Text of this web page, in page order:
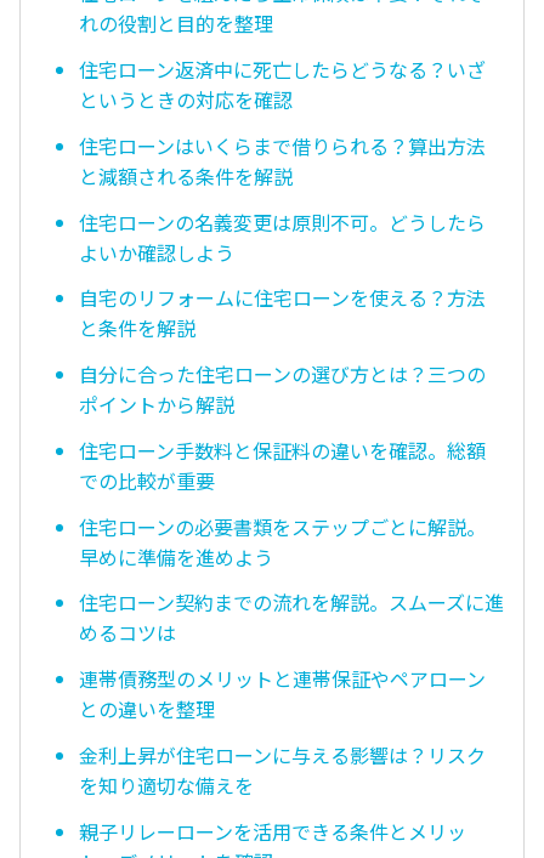
れの役割と目的を整理
住宅ローン返済中に死亡したらどうなる？いざ
というときの対応を確認
住宅ローンはいくらまで借りられる？算出方法
と減額される条件を解説
住宅ローンの名義変更は原則不可。どうしたら
よいか確認しよう
自宅のリフォームに住宅ローンを使える？方法
と条件を解説
自分に合った住宅ローンの選び方とは？三つの
ポイントから解説
住宅ローン手数料と保証料の違いを確認。総額
での比較が重要
住宅ローンの必要書類をステップごとに解説。
早めに準備を進めよう
住宅ローン契約までの流れを解説。スムーズに進
めるコツは
連帯債務型のメリットと連帯保証やペアローン
との違いを整理
金利上昇が住宅ローンに与える影響は？リスク
を知り適切な備えを
親子リレーローンを活用できる条件とメリッ